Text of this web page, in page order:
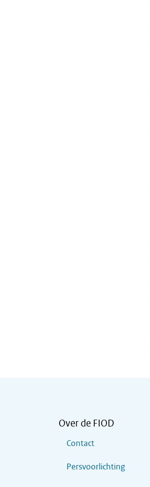
Over de FIOD
Contact
Persvoorlichting